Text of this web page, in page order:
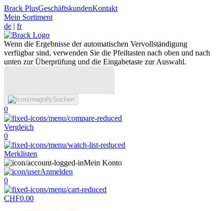
Brack PlusGeschäftskundenKontakt
Mein Sortiment
de | fr
Wenn die Ergebnisse der automatischen Vervollständigung
verfügbar sind, verwenden Sie die Pfeiltasten nach oben und nach
unten zur Überprüfung und die Eingabetaste zur Auswahl.
Suchen
0
Vergleich
0
Merklisten
Mein Konto
Anmelden
0
CHF0.00